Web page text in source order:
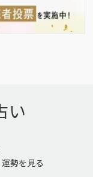
い
勢を見る